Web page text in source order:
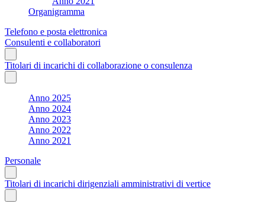
Organigramma
Telefono e posta elettronica
Consulenti e collaboratori
Titolari di incarichi di collaborazione o consulenza
Anno 2025
Anno 2024
Anno 2023
Anno 2022
Anno 2021
Personale
Titolari di incarichi dirigenziali amministrativi di vertice